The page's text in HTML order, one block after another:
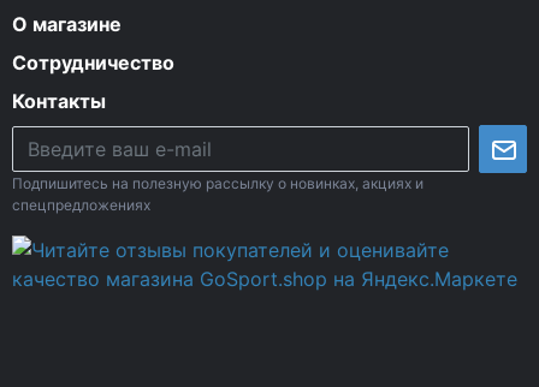
О магазине
Сотрудничество
Контакты
Подпишитесь на полезную рассылку о новинках, акциях и
спецпредложениях